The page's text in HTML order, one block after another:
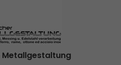
Metallgestaltung